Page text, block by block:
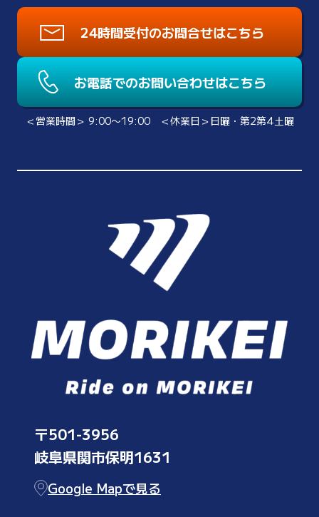
24時間受付のお問合せはこちら
お電話でのお問い合わせはこちら
＜営業時間＞ 9:00〜19:00 ＜休業日＞日曜・第2第4土曜
〒501-3956
岐阜県関市保明1631
Google Mapで見る